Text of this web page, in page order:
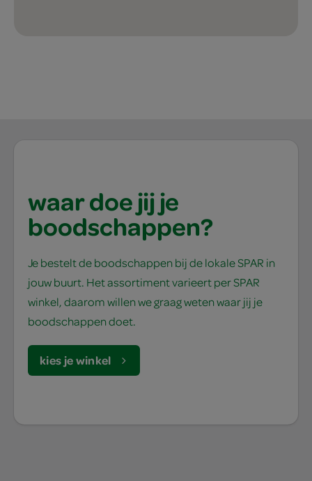
waar doe jij je
boodschappen?
Je bestelt de boodschappen bij de lokale SPAR in
jouw buurt. Het assortiment varieert per SPAR
winkel, daarom willen we graag weten waar jij je
boodschappen doet.
kies je winkel